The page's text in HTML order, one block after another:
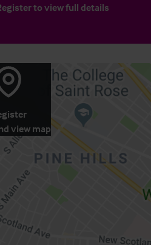
to view full details
view map